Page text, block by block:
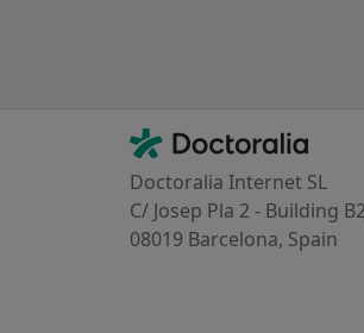
Contacto
Doctoralia - Homepage
Doctoralia Internet SL
C/ Josep Pla 2 - Building
08019 Barcelona, Spain